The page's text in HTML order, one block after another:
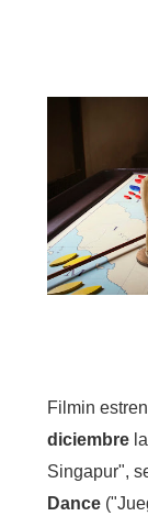
Filmin
diciembre
Singapur",
Dance